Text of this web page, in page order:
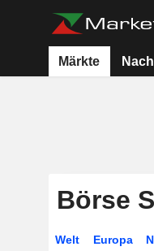
Märkte
Börse
Welt Europa